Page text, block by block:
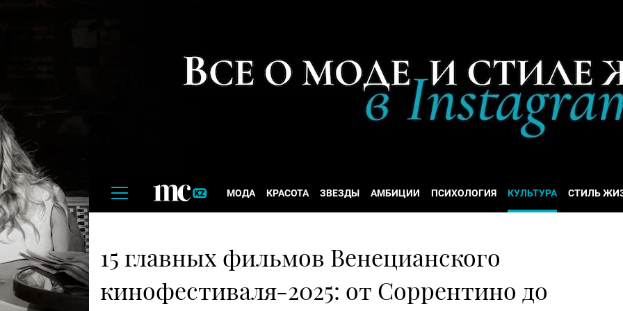
МОДА КРАСОТА ЗВЕЗДЫ АМБИЦИИ ПСИХОЛОГИЯ КУЛЬТУРА СТИЛЬ
15 главных фильмов Венецианского
кинофестиваля-2025: от Соррентино до